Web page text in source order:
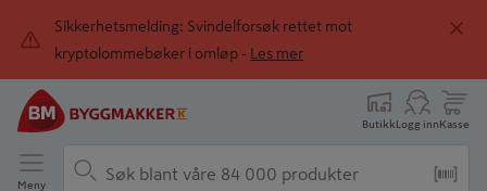
Sikkerhetsmelding: Svindelforsøk rettet mot
kryptolommebøker i omløp -
Les mer
ButikkLogg innKasse
Meny